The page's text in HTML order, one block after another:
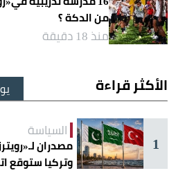
من الدكة ؟
منذ 18 دقيقة
الأكثر قراءة
1
السياسة
مصدران
وتركيا ستوقع